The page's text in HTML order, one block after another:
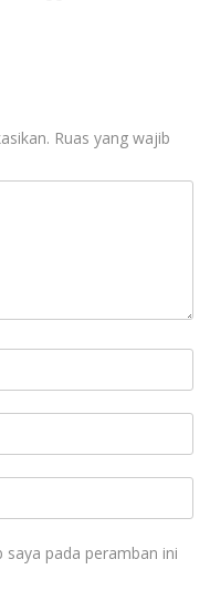
Ruas yang wajib
pada peramban ini